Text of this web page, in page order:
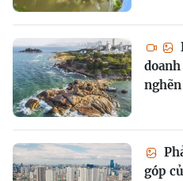
góp